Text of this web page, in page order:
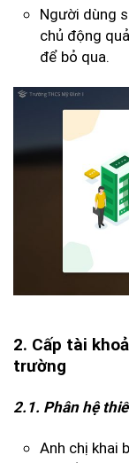
Người dùng
chủ động
để bỏ qua.
2. Cấp tài
trường
2.1. Phân hệ
Anh chị khai